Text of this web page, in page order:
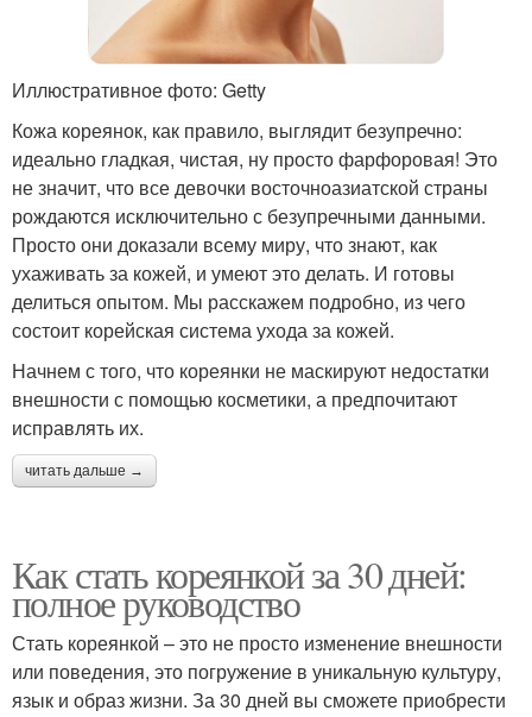
Иллюстративное фото: Getty
Кожа кореянок, как правило, выглядит безупречно:
идеально гладкая, чистая, ну просто фарфоровая! Это
не значит, что все девочки восточноазиатской страны
рождаются исключительно с безупречными данными.
Просто они доказали всему миру, что знают, как
ухаживать за кожей, и умеют это делать. И готовы
делиться опытом. Мы расскажем подробно, из чего
состоит корейская система ухода за кожей.
Начнем с того, что кореянки не маскируют недостатки
внешности с помощью косметики, а предпочитают
исправлять их.
читать дальше →
Как стать кореянкой за 30 дней:
полное руководство
Стать кореянкой – это не просто изменение внешности
или поведения, это погружение в уникальную культуру,
язык и образ жизни. За 30 дней вы сможете приобрести